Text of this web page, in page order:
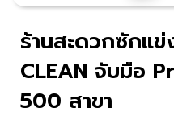
ร้านสะดวกซักแข่
CLEAN จับมือ
500 สาขา